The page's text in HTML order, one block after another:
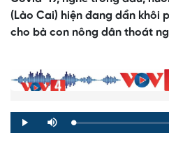
(Lào Cai) hiện đang dần khôi
cho bà con nông dân thoát
Play Mute Loaded:
0%
Progress:
0%